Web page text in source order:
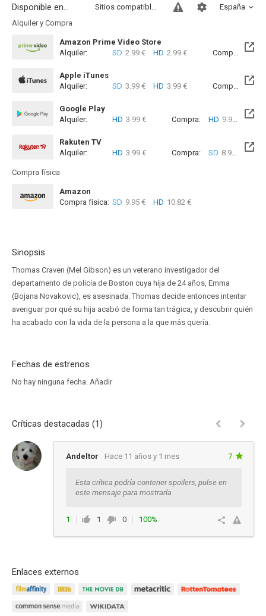
Disponible en... España
Sitios compatibles
Alquiler y Compra
Amazon Prime Video Store
Alquiler:
SD 2.99 € HD 2.99 € Compra: SD
Apple iTunes
Alquiler:
SD 3.99 € HD 3.99 € Compra: SD
Google Play
Alquiler:
HD 3.99 € Compra: HD 9.99 €
Rakuten TV
Alquiler:
HD 3.99 € Compra: SD 8.99 € HD
Compra física
Amazon
Compra física: SD 9.95 € HD 10.82 €
Sinopsis
Thomas Craven (Mel Gibson) es un veterano investigador del
departamento de policía de Boston cuya hija de 24 años, Emma
(Bojana Novakovic), es asesinada. Thomas decide entonces intentar
averiguar por qué su hija acabó de forma tan trágica, y descubrir quién
ha acabado con la vida de la persona a la que más quería.
Fechas de estrenos
No hay ninguna fecha. Añadir
Críticas destacadas (1)
Andeltor Hace 11 años y 1 mes 7
Esta crítica podría contener spoilers, pulse en
este mensaje para mostrarla
1 1 0
100%
Enlaces externos